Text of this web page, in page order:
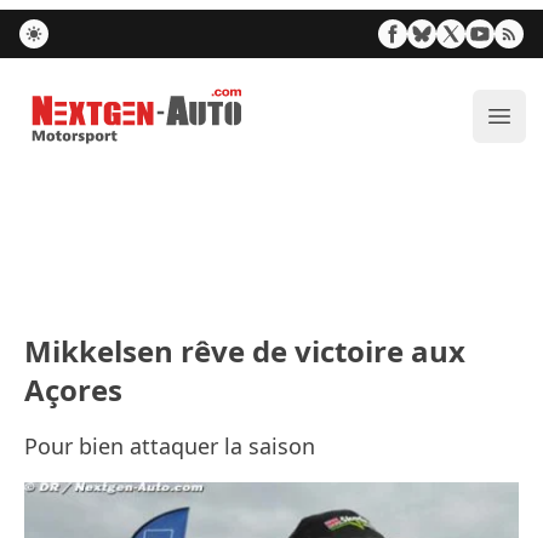
Nextgen-Auto.com
Mikkelsen rêve de victoire aux
Açores
Pour bien attaquer la saison